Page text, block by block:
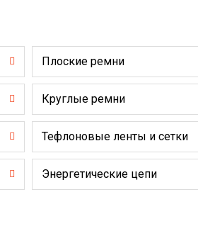
Плоские ремни
Круглые ремни
Тефлоновые ленты и сетки
Энергетические цепи